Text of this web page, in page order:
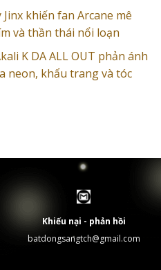
khiến fan Arcane mê
và thần thái nổi loạn
K DA ALL OUT phản ánh
neon, khẩu trang và tóc
Khiếu nại - phản hồi
batdongsangtch@gmail.com